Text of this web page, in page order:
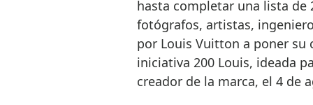
hasta completar una lista de
fotógrafos, artistas,
por Louis Vuitton a poner su
iniciativa 200 Louis, ideada
creador de la marca, el 4 de